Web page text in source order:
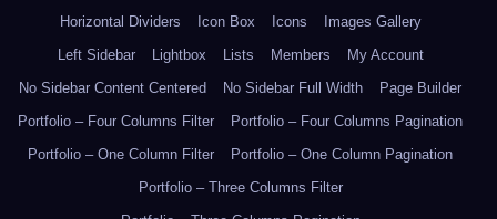
Horizontal Dividers
Icon Box Icons
Images Gallery
Left Sidebar
Lightbox Lists Members
My Account
No Sidebar Content Centered
No Sidebar Full Width
Page Builder
Portfolio – Four Columns Filter
Portfolio – Four Columns Pagination
Portfolio – One Column Filter
Portfolio – One Column Pagination
Portfolio – Three Columns Filter